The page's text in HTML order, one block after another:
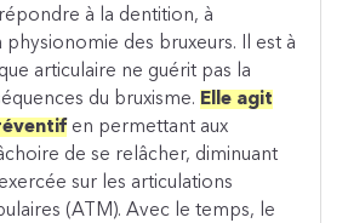
à la dentition, à
physionomie des bruxeurs. Il est à
articulaire ne guérit pas la
du bruxisme. Elle agit
en permettant aux
de se relâcher, diminuant
sur les articulations
(ATM). Avec le temps, le